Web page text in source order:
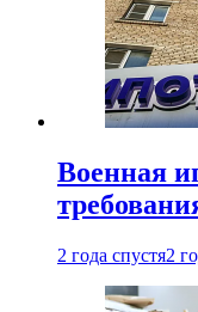
Военная
2 года спустя2